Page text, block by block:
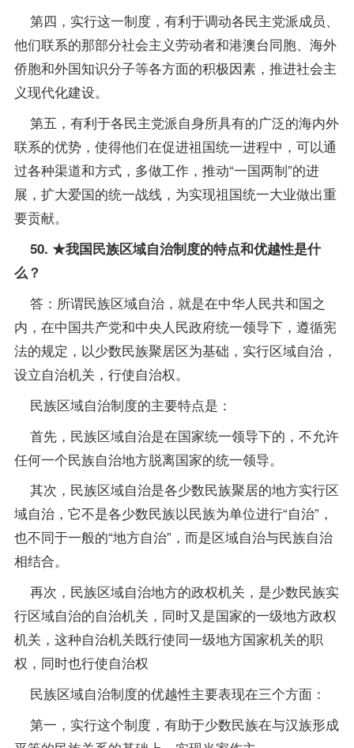
第四，实行这一制度，有利于调动各民主党派成员、
他们联系的那部分社会主义劳动者和港澳台同胞、海外
侨胞和外国知识分子等各方面的积极因素，推进社会主
义现代化建设。
第五，有利于各民主党派自身所具有的广泛的海内外
联系的优势，使得他们在促进祖国统一进程中，可以通
过各种渠道和方式，多做工作，推动“一国两制”的进
展，扩大爱国的统一战线，为实现祖国统一大业做出重
要贡献。
50. ★我国民族区域自治制度的特点和优越性是什
么？
答：所谓民族区域自治，就是在中华人民共和国之
内，在中国共产党和中央人民政府统一领导下，遵循宪
法的规定，以少数民族聚居区为基础，实行区域自治，
设立自治机关，行使自治权。
民族区域自治制度的主要特点是：
首先，民族区域自治是在国家统一领导下的，不允许
任何一个民族自治地方脱离国家的统一领导。
其次，民族区域自治是各少数民族聚居的地方实行区
域自治，它不是各少数民族以民族为单位进行“自治”，
也不同于一般的“地方自治”，而是区域自治与民族自治
相结合。
再次，民族区域自治地方的政权机关，是少数民族实
行区域自治的自治机关，同时又是国家的一级地方政权
机关，这种自治机关既行使同一级地方国家机关的职
权，同时也行使自治权
民族区域自治制度的优越性主要表现在三个方面：
第一，实行这个制度，有助于少数民族在与汉族形成